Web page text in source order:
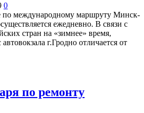
0
по международному маршруту Минск-
ежедневно. В связи с
стран на «зимнее» время,
г.Гродно отличается от
по ремонту